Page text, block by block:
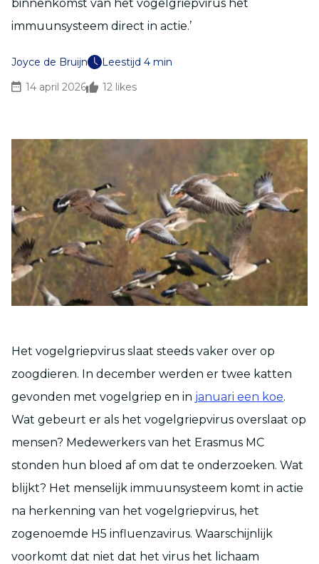
binnenkomst van het vogelgriepvirus het
immuunsysteem direct in actie.’
Joyce de Bruijn
Leestijd 4 min
14 april 2026
12 likes
Het vogelgriepvirus slaat steeds vaker over op
zoogdieren. In december werden er twee katten
gevonden met vogelgriep en in januari een koe.
Wat gebeurt er als het vogelgriepvirus overslaat op
mensen? Medewerkers van het Erasmus MC
stonden hun bloed af om dat te onderzoeken. Wat
blijkt? Het menselijk immuunsysteem komt in actie
na herkenning van het vogelgriepvirus, het
zogenoemde H5 influenzavirus. Waarschijnlijk
voorkomt dat niet dat het virus het lichaam